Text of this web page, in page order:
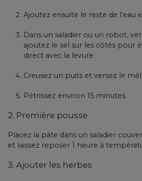
Ajoutez ensuite le reste de l’eau
Dans un saladier ou un robot,
ajoutez le sel sur les côtés pour
direct avec la levure.
Creusez un puits et versez le
Pétrissez environ 15 minutes.
2. Première pousse
Placez la pâte dans un saladier
et laissez reposer 1 heure à
3. Ajouter les herbes